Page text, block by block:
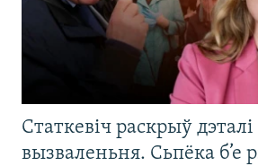
Статкевіч раскрыў дэталі
вызваленьня. Сьпёка б’е